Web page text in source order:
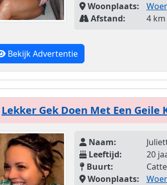
Woonplaats:
Afstand:
4 km
Bekijk Advertentie
Lekker Gek Doen Met Een Geile
Naam:
Leeftijd:
20
Buurt:
Woonplaats: